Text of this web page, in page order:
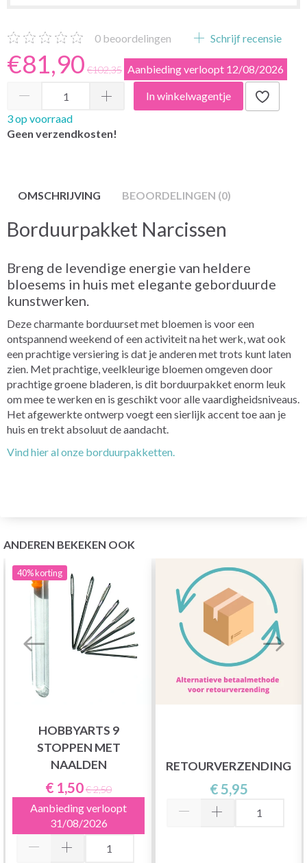
0 beoordelingen Schrijf recensie
€81,90 €102,35 Aanbieding verloopt 12/08/2026
In winkelwagentje
3 op voorraad
Geen verzendkosten!
OMSCHRIJVING BEOORDELINGEN (0)
Borduurpakket Narcissen
Breng de levendige energie van heldere
bloesems in huis met elegante geborduurde
kunstwerken.
Deze charmante borduurset met bloemen is voor een
ontspannend weekend of een activiteit na het werk, wat ook
een prachtige versiering is dat je anderen met trots kunt laten
zien. Met prachtige, veelkleurige bloemen omgeven door
prachtige groene bladeren, is dit borduurpakket enorm leuk
om mee te werken en is geschikt voor alle vaardigheidsniveaus.
Het afgewerkte ontwerp voegt een sierlijk accent toe aan je
huis en trekt absoluut de aandacht.
Vind hier al onze borduurpakketten.
ANDEREN BEKEKEN OOK
40%korting
HOBBYARTS 9
STOPPEN MET
NAALDEN
€ 1,50€ 2,50
Aanbieding verloopt
31/08/2026
RETOURVERZENDING
€ 5,95